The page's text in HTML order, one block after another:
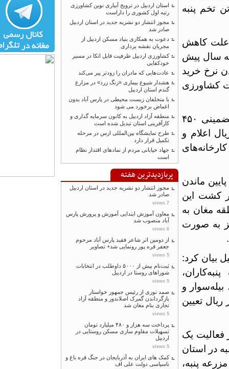
محلوج و ۱۸ هزار تن تخم پنبه
کاهش
پیش
خرید
وی ارزش ریالی وش پنبه تولیدی استان اردبیل بر حسب قیمت تضمینی ۴۵۰
میلیارد ریال اعلام و
ماندن
زیر کشت این
به
صورت
بیان کرد:
و
بدون خار و خاشاک ۴۵۰ هزار ریال تعیین
یک
در استان
پنبه،
استان اردبیل در ترویج آبیاری نوین کشاورزی
رتبه اول کشوری را داراست
مجوز انتشار دو نشریه جدید در استان اردبیل
صادر شد
دعوت به همکاری بنیاد مسکن اردبیل از
مجریان نقشه برداری
کشاورزی اردبیل ظرفیت قابل اتکا در مسیر
خودکفایی
عادت‌هایی که مادران را زودتر پیر می‌کند
هشدار شیوع بیماری «زنگ زرد» در مزارع
گندم استان اردبیل
با متخلفان زیست محیطی در پارس آباد بدون
اغماض برخورد می شود
منطقه آزاد اردبیل به کانون سرمایه گذاری و
کارآفرینی استان تبدیل شده است
طرح نمایشگاه بین‌المللی ارس در مرحله
تکمیل قرار دارد
جهاد خیابانی مردم از نمادهای اقتدار نظام
پربازدیدترین هفته
مجوز انتشار دو نشریه جدید در استان اردبیل
صادر شد
معاون آموزش ابتدایی آموزش و پرورش پارس
آباد منصوب شد
از دومین اثر شاعر فقید پارس آباد مرحوم
جعفر قره پور رونمایی شد+ تصاویر
ثبت‌نام بیش از ۵۰۰۰ داوطلب در انتخابات
شوراهای روستا در اردبیل
صمد نوری از رئیس جمهور خواستار
بازگرداندن گمرک اصلاندوز و منطقه آزاد
تجاری بنام مغان شد
پرداخت سه هزار و ۴۸۰ میلیارد تومان
تسهیلات مقاوم سازی مسکن روستایی در
اردبیل
کمک های ایران به آذربایجان در جنگ قره باغ و
ناسپاسی دولت علی اف